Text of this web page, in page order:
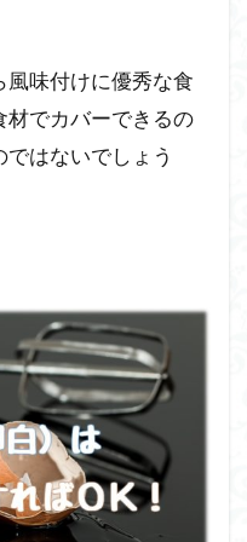
味付けに優秀な食
でカバーできるの
はないでしょう